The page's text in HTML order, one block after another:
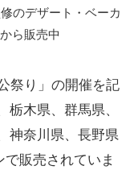
のデザート・ベーカ
ら販売中
祭り」の開催を記
木県、群馬県、
神奈川県、長野県
販売されていま